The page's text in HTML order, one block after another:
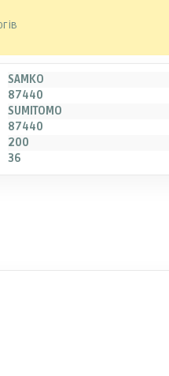
SAMKO
87440
SUMITOMO
87440
200
36